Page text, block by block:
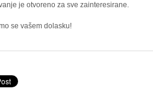
je otvoreno za sve zainteresirane.
se vašem dolasku!